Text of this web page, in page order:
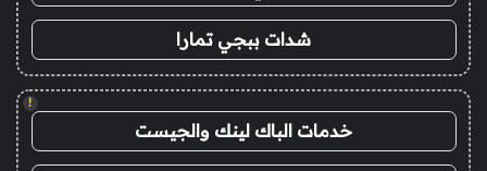
شدات ببجي تمارا
!
خدمات الباك لينك والجيست